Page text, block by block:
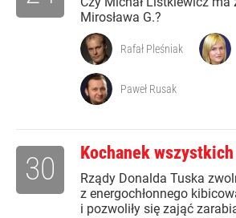
Mirosława G.?
Rafał Pleśniak
Paweł Rusak
Kochanek
Rządy Donalda Tuska
z energochłonnego
i pozwoliły się zająć
30